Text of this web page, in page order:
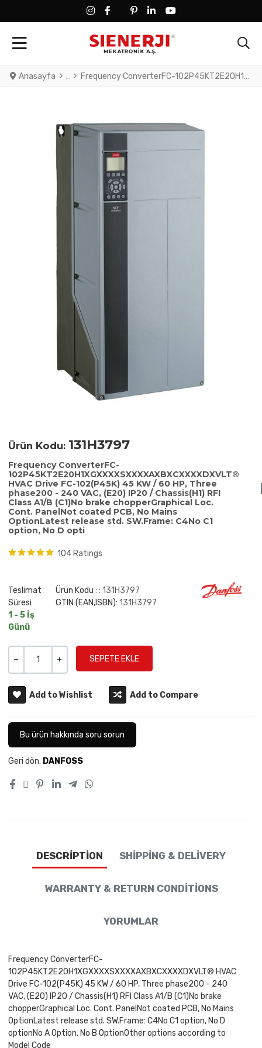
FACEBOOK SOCIAL LINK
FACEBOOK SOCIAL LINK
TWITTER SOCIAL LINK
PINTEREST SOCIAL LINK
LINKEDIN SOCIAL LINK
YOUTUBE SOCIAL LINK
Anasayfa Frequency ConverterFC-102P45KT2E20H1XGXXXXSXXXXAXBXCXXXXDXVLT® HVAC Drive FC-102(P45K) 45 KW / 60 HP, Three phase200 - 240 VAC, (E20) IP20 / Chassis(H1) RFI Class A1/B (C1)No brake chopperGraphical Loc. Cont. PanelNot coated PCB, No Mains OptionLatest release std. SW.Frame: C4No C1 option, No D opti
Ürün Kodu: 131H3797
Frequency ConverterFC-
102P45KT2E20H1XGXXXXSXXXXAXBXCXXXXDXVLT®
HVAC Drive FC-102(P45K) 45 KW / 60 HP, Three
phase200 - 240 VAC, (E20) IP20 / Chassis(H1) RFI
Class A1/B (C1)No brake chopperGraphical Loc.
Cont. PanelNot coated PCB, No Mains
OptionLatest release std. SW.Frame: C4No C1
option, No D opti
104 Ratings
Teslimat
Süresi
1 - 5 İş
Günü
Ürün Kodu : : 131H3797
GTIN (EAN,ISBN): 131H3797
Add to Wishlist Add to Compare
Bu ürün hakkında soru sorun
Geri dön: DANFOSS
DESCRIPTION SHIPPING & DELIVERY
WARRANTY & RETURN CONDITIONS
YORUMLAR
Frequency ConverterFC-
102P45KT2E20H1XGXXXXSXXXXAXBXCXXXXDXVLT® HVAC
Drive FC-102(P45K) 45 KW / 60 HP, Three phase200 - 240
VAC, (E20) IP20 / Chassis(H1) RFI Class A1/B (C1)No brake
chopperGraphical Loc. Cont. PanelNot coated PCB, No Mains
OptionLatest release std. SW.Frame: C4No C1 option, No D
optionNo A Option, No B OptionOther options according to
Model Code